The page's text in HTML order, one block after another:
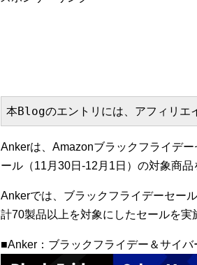
本Blogのエントリには、アフィリエ
Ankerは、Amazonブラックフライデ
ール（11月30日-12月1日）の対象商品
Ankerでは、ブラックフライデーセー
計70製品以上を対象にしたセールを実
■Anker：ブラックフライデー＆サイ